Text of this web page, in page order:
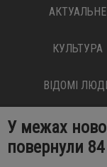
АКТУАЛЬНЕ
КУЛЬТУРА
ВІДОМІ
У межах
повернули